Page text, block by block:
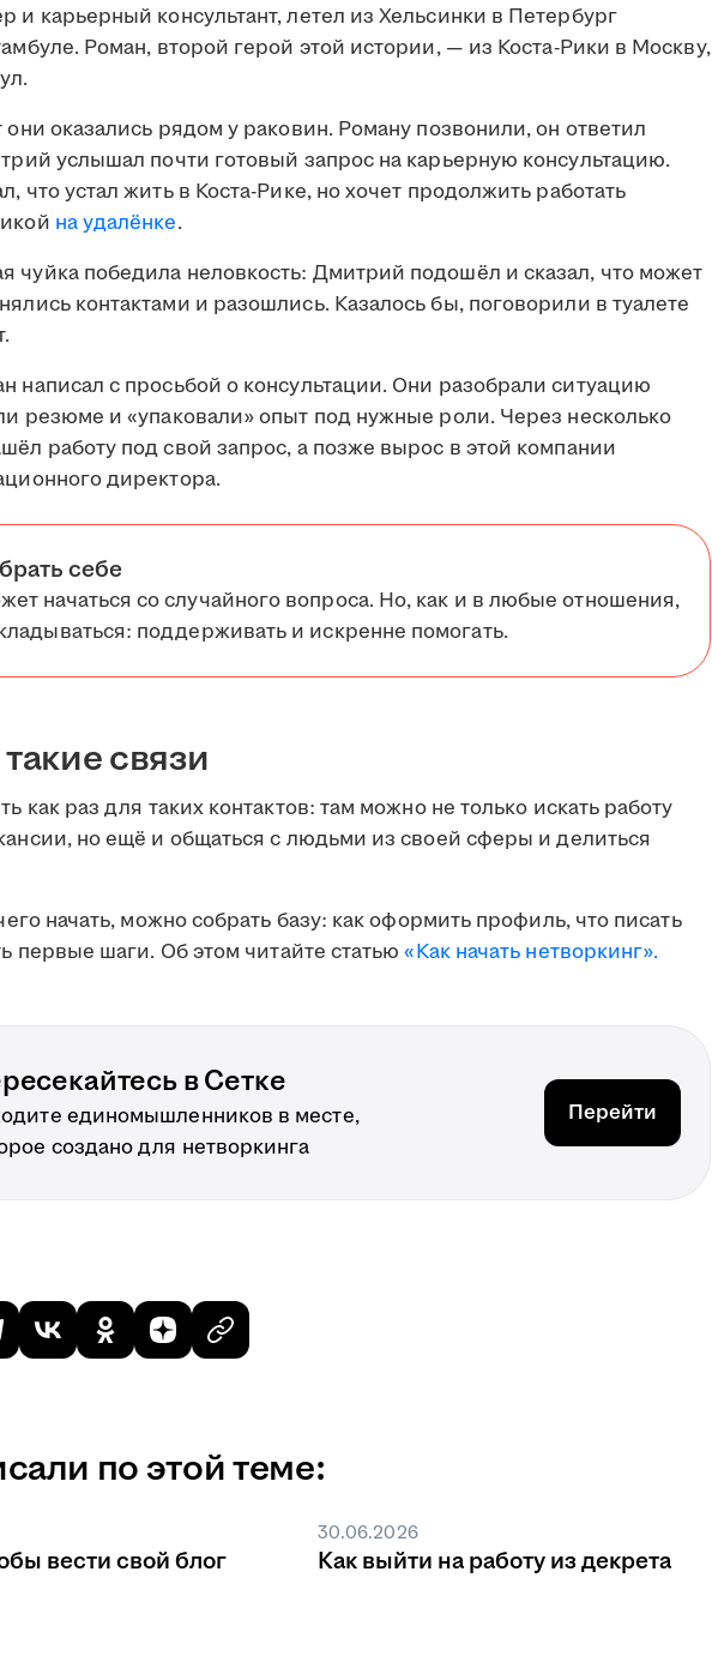
и карьерный консультант, летел из Хельсинки в Петербург
Роман, второй герой этой истории, — из Коста-Рики в Москву,
они оказались рядом у раковин. Роману позвонили, он ответил
услышал почти готовый запрос на карьерную консультацию.
что устал жить в Коста-Рике, но хочет продолжить работать
на удалёнке.
чуйка победила неловкость: Дмитрий подошёл и сказал, что может
контактами и разошлись. Казалось бы, поговорили в туалете
написал с просьбой о консультации. Они разобрали ситуацию
резюме и «упаковали» опыт под нужные роли. Через несколько
работу под свой запрос, а позже вырос в этой компании
директора.
себе
начаться со случайного вопроса. Но, как и в любые отношения,
поддерживать и искренне помогать.
связи
как раз для таких контактов: там можно не только искать работу
но ещё и общаться с людьми из своей сферы и делиться
начать, можно собрать базу: как оформить профиль, что писать
первые шаги. Об этом читайте статью«Как начать нетворкинг».
в Сетке
единомышленников в месте,
создано для нетворкинга
Перейти
по этой теме:
вести свой блог
30.06.2026
Как выйти на работу из декрета